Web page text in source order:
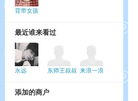
背带女孩
最近谁来看过
永远 东师王叔叔 来浪一浪
添加的商户